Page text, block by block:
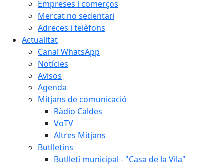
Empreses i comerços
Mercat no sedentari
Adreces i telèfons
Actualitat
Canal WhatsApp
Notícies
Avisos
Agenda
Mitjans de comunicació
Ràdio Caldes
VoTV
Altres Mitjans
Butlletins
Butlletí municipal - "Casa de la Vila"